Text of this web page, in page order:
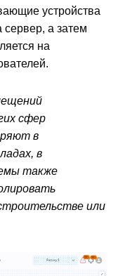
устройства
а затем
на
сфер
в
в
также
или